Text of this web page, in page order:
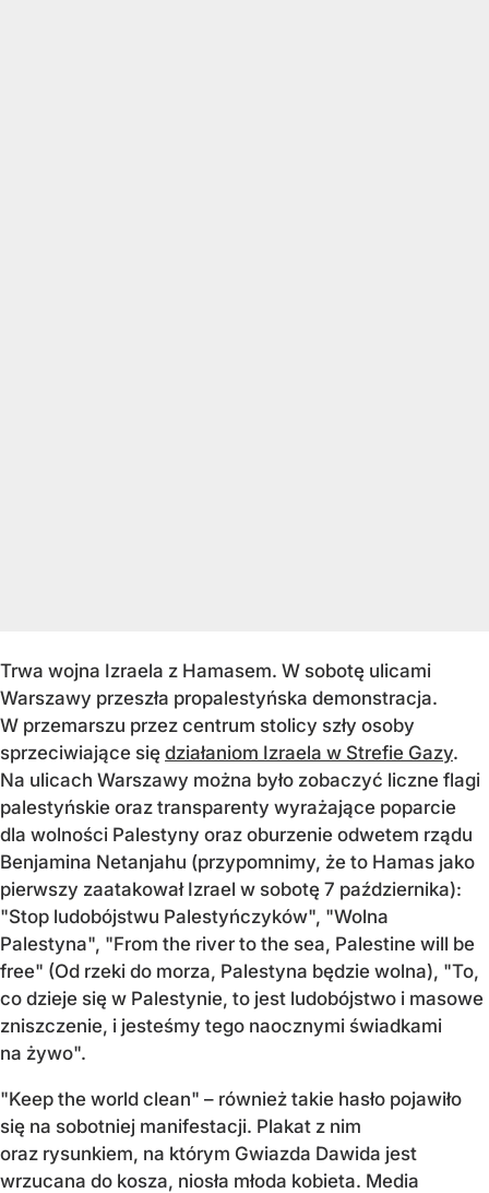
Trwa wojna Izraela z Hamasem. W sobotę ulicami
Warszawy przeszła propalestyńska demonstracja.
W przemarszu przez centrum stolicy szły osoby
sprzeciwiające się działaniom Izraela w Strefie Gazy.
Na ulicach Warszawy można było zobaczyć liczne flagi
palestyńskie oraz transparenty wyrażające poparcie
dla wolności Palestyny oraz oburzenie odwetem rządu
Benjamina Netanjahu (przypomnimy, że to Hamas jako
pierwszy zaatakował Izrael w sobotę 7 października):
"Stop ludobójstwu Palestyńczyków", "Wolna
Palestyna", "From the river to the sea, Palestine will be
free" (Od rzeki do morza, Palestyna będzie wolna), "To,
co dzieje się w Palestynie, to jest ludobójstwo i masowe
zniszczenie, i jesteśmy tego naocznymi świadkami
na żywo".
"Keep the world clean" – również takie hasło pojawiło
się na sobotniej manifestacji. Plakat z nim
oraz rysunkiem, na którym Gwiazda Dawida jest
wrzucana do kosza, niosła młoda kobieta. Media